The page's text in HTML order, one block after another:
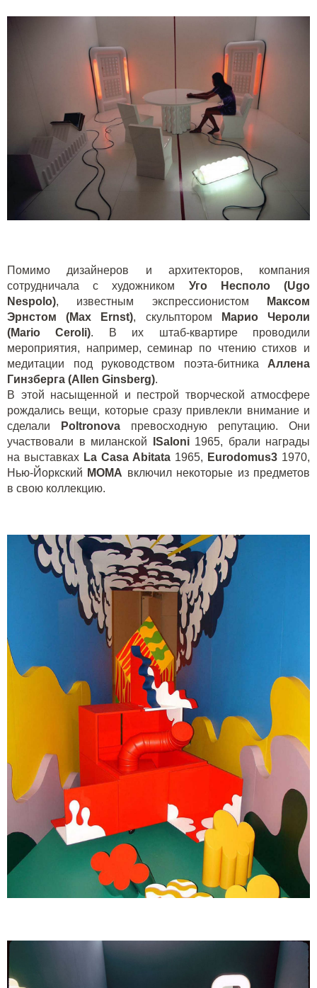
Помимо дизайнеров и архитекторов, компания
сотрудничала с художником Уго Несполо (Ugo
Nespolo), известным экспрессионистом
Максом
Эрнстом (Max Ernst), скульптором
Марио Чероли
(Mario Ceroli). В их штаб-квартире проводили
мероприятия, например, семинар по чтению стихов и
медитации под руководством поэта-битника Аллена
Гинзберга (Allen Ginsberg).
В этой насыщенной и пестрой творческой атмосфере
рождались вещи, которые сразу привлекли внимание и
сделали
Poltronova
превосходную репутацию. Они
участвовали в миланской
ISaloni1965, брали награды
на выставках La Casa Abitata 1965, Eurodomus3 1970,
Нью-Йоркский МОМА включил некоторые из предметов
в свою коллекцию.